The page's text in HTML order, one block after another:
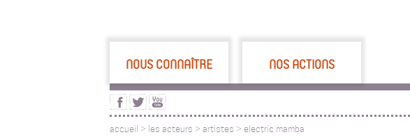
NOUS CONNAÎTRE NOS ACTIONS
accueil > les acteurs > artistes > electric mamba